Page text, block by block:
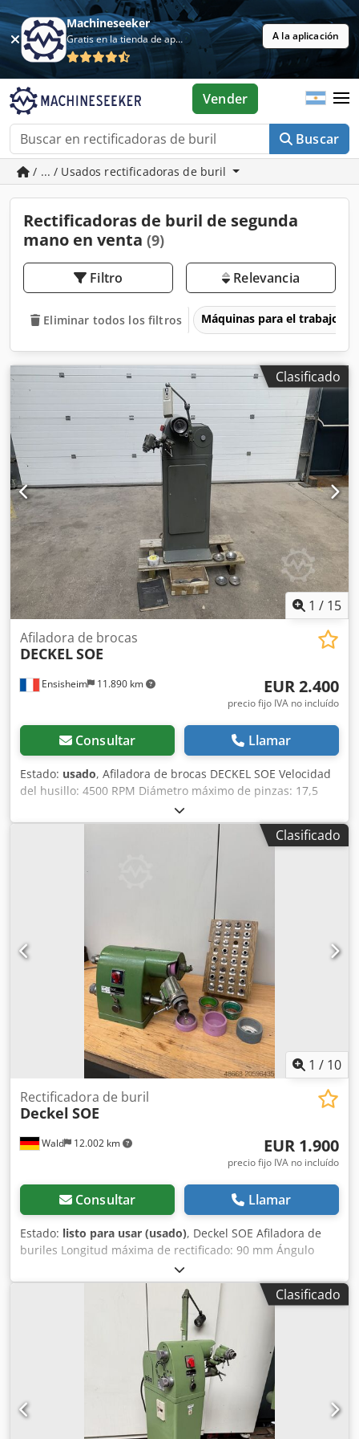
Machineseeker
Gratis en la tienda de aplicaciones A la aplicación
Buscar
Vender
/ ... / Usados rectificadoras de buril
Rectificadoras de buril de segunda
mano en venta (9)
Filtro Relevancia
Eliminar todos los filtros Máquinas para el trabajo
Clasificado
1 / 15
Ensisheim 11.890 km
Afiladora de brocas
DECKELSOE
EUR 2.400
precio fijo IVA no incluído
Consultar Llamar
Estado: usado, Afiladora de brocas DECKEL SOE Velocidad
del husillo: 4500 RPM Diámetro máximo de pinzas: 17,5
mm Radio máximo afilable: 10 mm Desplazamiento lateral
máximo: 10 mm Ajuste de ángulo: 45° Desplazamiento
máximo: 100 mm (ver detalles técnicos) Se entrega con 1
juego de pinzas + varias muelas diamantadas Voltaje: 380
V Ancho: 600 mm Dcodszmwkkepfx Aifjk Profundidad: 600
mm Altura total: 1300 mm Peso: aprox. 150 kg
Clasificado
1 / 10
Wald 12.002 km
Rectificadora de buril
Deckel SOE
EUR 1.900
precio fijo IVA no incluído
Consultar Llamar
Estado: listo para usar (usado), Deckel SOE Afiladora de
buriles Longitud máxima de rectificado: 90 mm Ángulo
máximo rectificable: 180° Radio máximo rectificable: 10
mm Desplazamiento basto: 100 mm Ajuste fino: 15 mm
Cabezal divisor con posibilidad de giro: 90° Reglaje basto
del carro divisor: 40 mm Ajuste fino del carro divisor: 12
mm Distancia del centro del tubo guía al centro de la
muela: 140 mm Dimensiones del disco: 100 x 50 x 20 mm
Puede concertar una cita para ver la máquina sin
compromiso. Recibirá una factura adecuada. Para clientes
extranjeros, también se puede emitir una factura neta (sin
IVA). Es necesario disponer de un número de identificación
fiscal válido para ello. Venta sujeta a previa venta. Si tiene
Clasificado